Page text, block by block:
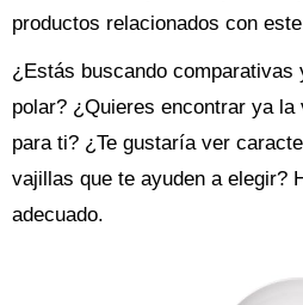
productos relacionados con
¿Estás buscando comparativas
polar? ¿Quieres encontrar ya la
para ti? ¿Te gustaría ver
vajillas que te ayuden a elegir?
adecuado.